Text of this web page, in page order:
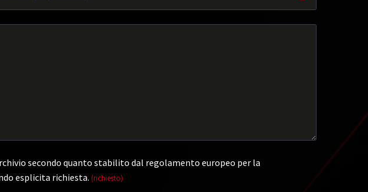
secondo quanto stabilito dal regolamento europeo per la
esplicita richiesta. (richiesto)